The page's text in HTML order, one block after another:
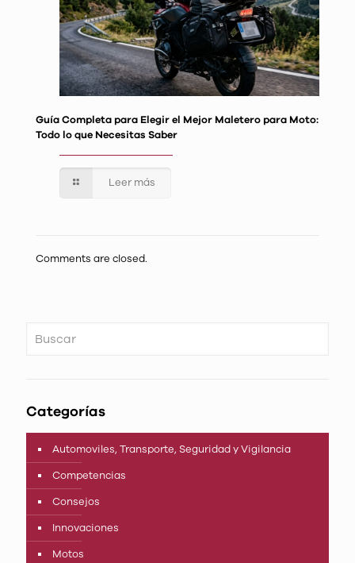
Guía Completa para Elegir el Mejor Maletero para Moto:
Todo lo que Necesitas Saber
Leer más
Comments are closed.
Categorías
Automoviles, Transporte, Seguridad y Vigilancia
Competencias
Consejos
Innovaciones
Motos